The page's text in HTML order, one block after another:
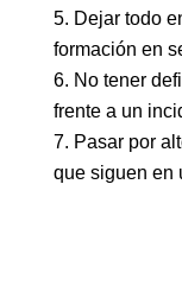
Dejar todo
formación en
No tener
frente a un
Pasar por
que siguen en